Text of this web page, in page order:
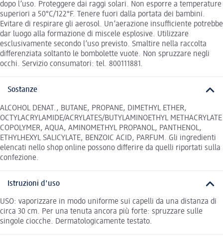
dopo l’uso. Proteggere dai raggi solari. Non esporre a temperature
superiori a 50°C/122°F. Tenere fuori dalla portata dei bambini.
Evitare di respirare gli aerosol. Un’aerazione insufficiente potrebbe
dar luogo alla formazione di miscele esplosive. Utilizzare
esclusivamente secondo l’uso previsto. Smaltire nella raccolta
differenziata soltanto le bombolette vuote. Non spruzzare negli
occhi. Servizio consumatori: tel. 800111881.
Sostanze
ALCOHOL DENAT., BUTANE, PROPANE, DIMETHYL ETHER,
OCTYLACRYLAMIDE/ACRYLATES/BUTYLAMINOETHYL METHACRYLATE
COPOLYMER, AQUA, AMINOMETHYL PROPANOL, PANTHENOL,
ETHYLHEXYL SALICYLATE, BENZOIC ACID, PARFUM. Gli ingredienti
elencati nello shop online possono differire da quelli riportati sulla
confezione.
Istruzioni d'uso
USO: vaporizzare in modo uniforme sui capelli da una distanza di
circa 30 cm. Per una tenuta ancora più forte: spruzzare sulle
singole ciocche. Dermatologicamente testato.